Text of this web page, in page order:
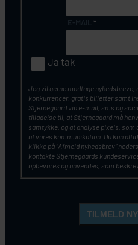
*
Ja tak
Jeg vil gerne modtage
konkurrencer, gratis billetter samt
Stjernegaard via e-mail, sms og
tilladelse til, at Stjernegaard må
samtykke, og at analyse pixels, som
af vores kommunikation. Du kan
klikke på ”Afmeld nyhedsbrev”
kontakte Stjernegaards
opbevares og anvendes, som